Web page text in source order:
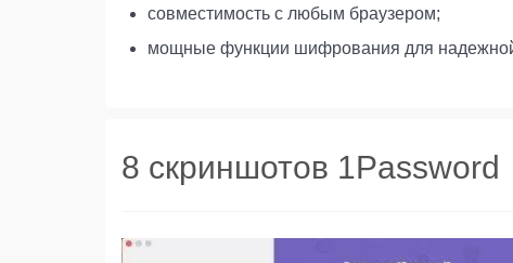
совместимость с любым браузером;
мощные функции шифрования для
8 скриншотов 1Password